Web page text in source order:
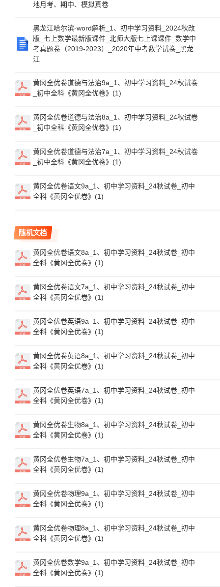
地月考、期中、模拟真卷
黑龙江哈尔滨-word解析_1、初中学习资料_2024秋改
版_七上数学最新版课件_北师大版七上课课件_数学中
考真题卷（2019-2023）_2020年中考数学试卷_黑龙
江
黄冈全优卷道德与法治9a_1、初中学习资料_24秋试卷
_初中全科《黄冈全优卷》(1)
黄冈全优卷道德与法治8a_1、初中学习资料_24秋试卷
_初中全科《黄冈全优卷》(1)
黄冈全优卷道德与法治7a_1、初中学习资料_24秋试卷
_初中全科《黄冈全优卷》(1)
黄冈全优卷语文9a_1、初中学习资料_24秋试卷_初中
全科《黄冈全优卷》(1)
随机文档
黄冈全优卷语文8a_1、初中学习资料_24秋试卷_初中
全科《黄冈全优卷》(1)
黄冈全优卷语文7a_1、初中学习资料_24秋试卷_初中
全科《黄冈全优卷》(1)
黄冈全优卷英语9a_1、初中学习资料_24秋试卷_初中
全科《黄冈全优卷》(1)
黄冈全优卷英语8a_1、初中学习资料_24秋试卷_初中
全科《黄冈全优卷》(1)
黄冈全优卷英语7a_1、初中学习资料_24秋试卷_初中
全科《黄冈全优卷》(1)
黄冈全优卷生物8a_1、初中学习资料_24秋试卷_初中
全科《黄冈全优卷》(1)
黄冈全优卷生物7a_1、初中学习资料_24秋试卷_初中
全科《黄冈全优卷》(1)
黄冈全优卷物理9a_1、初中学习资料_24秋试卷_初中
全科《黄冈全优卷》(1)
黄冈全优卷物理8a_1、初中学习资料_24秋试卷_初中
全科《黄冈全优卷》(1)
黄冈全优卷数学9a_1、初中学习资料_24秋试卷_初中
全科《黄冈全优卷》(1)